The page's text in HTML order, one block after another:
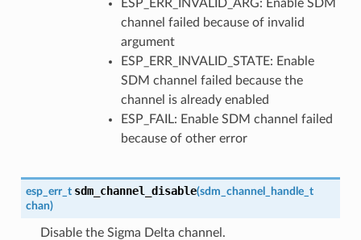
ESP_ERR_INVALID_ARG: Enable SDM
channel failed because of invalid
argument
ESP_ERR_INVALID_STATE: Enable
SDM channel failed because the
channel is already enabled
ESP_FAIL: Enable SDM channel failed
because of other error
esp_err_t sdm_channel_disable(sdm_channel_handle_t
chan)
Disable the Sigma Delta channel.